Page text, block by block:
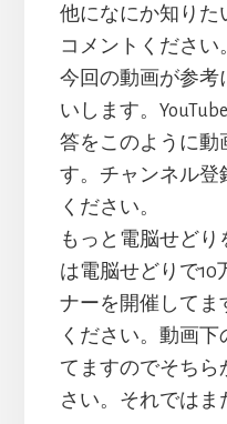
他になにか知りた
コメントください
今回の動画が参考
いします。
答をこのように動
す。チャンネル登
ください。
もっと電脳せど
は電脳せどりで10
ナーを開催してま
ください。動画
てますのでそちら
さい。それではま